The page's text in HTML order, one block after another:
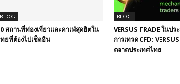
BLOG
สถานที่ท่องเที่ยวและคาเฟ่สุดฮิตใน
ยที่ต้องไปเช็คอิน
BLOG
VERSUS TRADE ในป
การเทรด CFD:
ตลาดประเทศไทย